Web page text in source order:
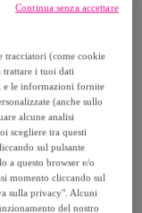
tracciatori (come cookie
i tuoi dati
e le informazioni fornite
(anche sullo
alcune analisi
scegliere tra questi
sul pulsante
a questo browser e/o
momento cliccando sul
sulla privacy". Alcuni
del nostro
Continua senza accettare